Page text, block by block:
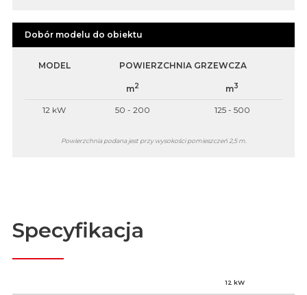
Dobór modelu do obiektu
MODEL POWIERZCHNIA GRZEWCZA
m2 m3
12 kW 50 - 200 125 - 500
Powierzchnia podana jest przy wysokości pomieszczeń 2,5 m.
Specyfikacja
12 kW